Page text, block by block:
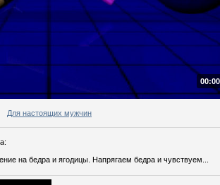
Для настоящих мужчин
:
на бедра и ягодицы. Напрягаем бедра и чувствуем...